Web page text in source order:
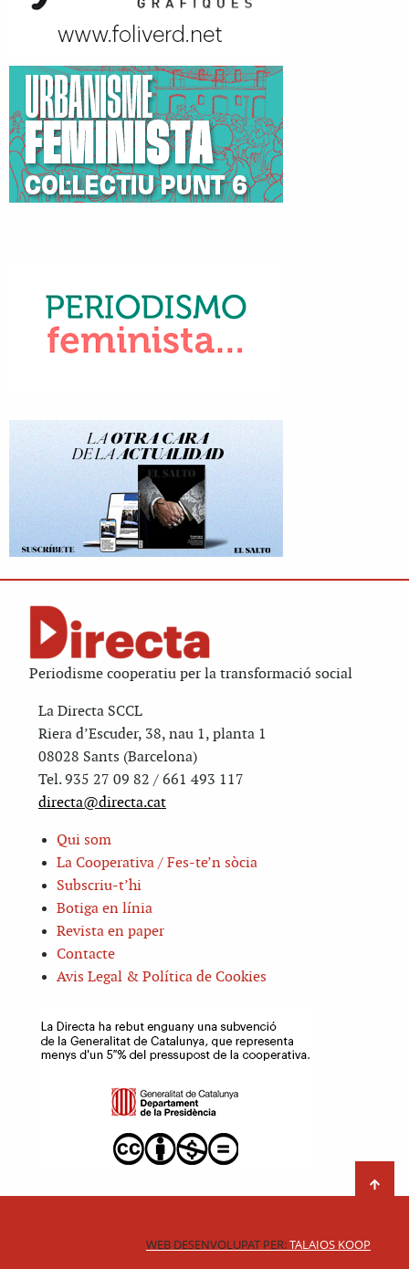
Periodisme cooperatiu per la transformació social
La Directa SCCL
Riera d’Escuder, 38, nau 1, planta 1
08028 Sants (Barcelona)
Tel. 935 27 09 82 / 661 493 117
directa@directa.cat
Qui som
La Cooperativa / Fes-te’n sòcia
Subscriu-t’hi
Botiga en línia
Revista en paper
Contacte
Avis Legal & Política de Cookies
WEB DESENVOLUPAT PER:TALAIOS KOOP